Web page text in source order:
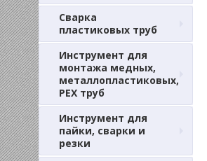
Сварка
пластиковых труб
Инструмент для
монтажа медных,
металлопластиковых,
PEX труб
Инструмент для
пайки, сварки и
резки